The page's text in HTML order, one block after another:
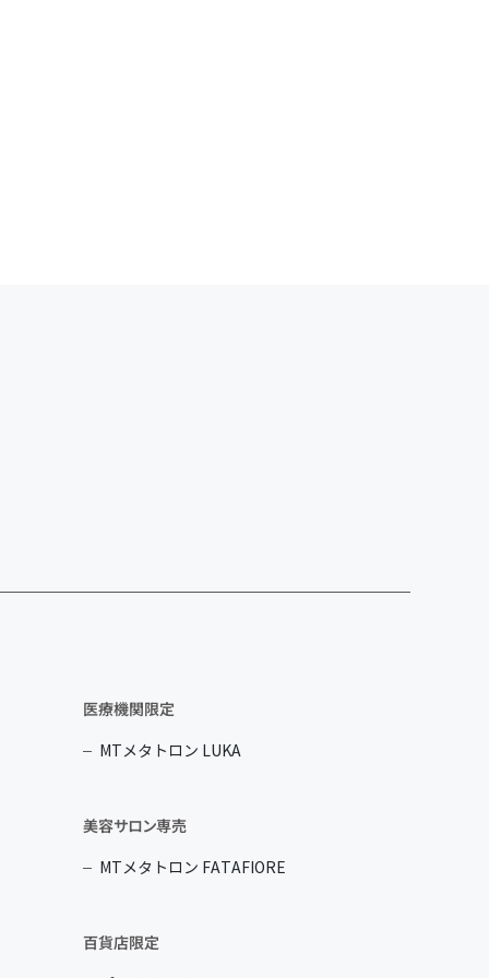
医療機関限定
MTメタトロン LUKA
美容サロン専売
MTメタトロン FATAFIORE
百貨店限定